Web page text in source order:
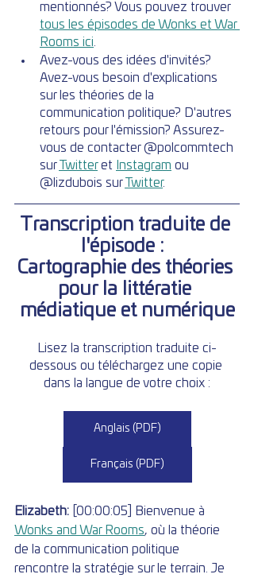
mentionnés? Vous pouvez trouver
tous les épisodes de Wonks et War
Rooms ici
Avez-vous des idées d'invités?
Avez-vous besoin d'explications
sur les théories de la
communication politique? D'autres
retours pour l'émission? Assurez-
vous de contacter @polcommtech
sur
Twitter et Instagram ou
@lizdubois sur
Twitter.
Transcription traduite de
l'épisode :
Cartographie des théories
pour la littératie
médiatique et numérique
Lisez la transcription traduite ci-
dessous ou téléchargez une copie
dans la langue de votre choix :
Anglais (PDF)
Français (PDF)
Elizabeth: [00:00:05] Bienvenue à
Wonks and War Rooms, où la théorie
de la communication politique
rencontre la stratégie sur le terrain. Je